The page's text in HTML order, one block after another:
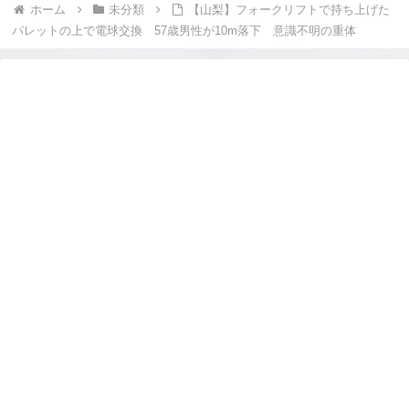
ホーム 未分類
【山梨】フォークリフトで持ち上げた
パレットの上で電球交換 57歳男性が10m落下 意識不明の重体